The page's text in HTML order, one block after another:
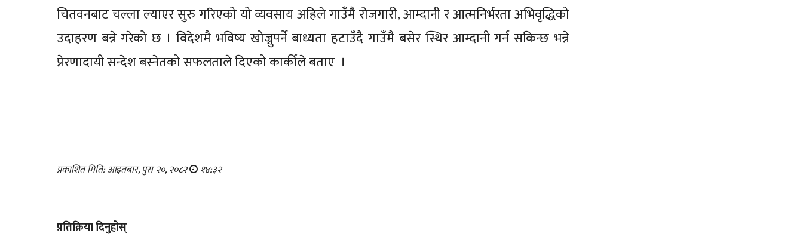
चितवनबाट चल्ला ल्याएर सुरु गरिएको यो व्यवसाय अहिले गाउँमै रोजगारी, आम्दानी र आत्मनिर्भरता अभिवृद्धिको
उदाहरण बन्ने गरेको छ । विदेशमै भविष्य खोज्नुपर्ने बाध्यता हटाउँदै गाउँमै बसेर स्थिर आम्दानी गर्न सकिन्छ भन्ने
प्रेरणादायी सन्देश बस्नेतको सफलताले दिएको कार्कीले बताए ।
प्रकाशित मिति: आइतबार, पुस २०, २०८२ १४:३२
प्रतिक्रिया दिनुहोस्